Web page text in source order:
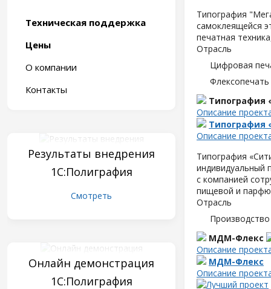
Техническая поддержка
Цены
О компании
Контакты
Результаты внедрения
1С:Полиграфия
Смотреть
Онлайн демонстрация
1С:Полиграфия
Типография
самоклеящейся
печатная
Отрасль
Цифровая
Типография
Описание
Типография
Описание
Типография
индивидуальный
с компанией
пищевой и
Отрасль
МДМ-Флекс
Описание
МДМ-Флекс
Описание